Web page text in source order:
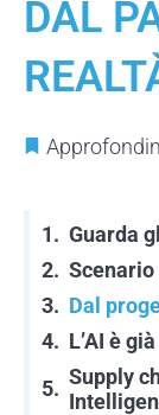
DAL
Guarda
Dal
L’AI è
Supply